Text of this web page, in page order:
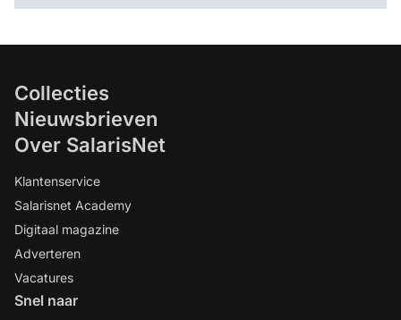
Collecties
Nieuwsbrieven
Over SalarisNet
Klantenservice
Salarisnet Academy
Digitaal magazine
Adverteren
Vacatures
Snel naar